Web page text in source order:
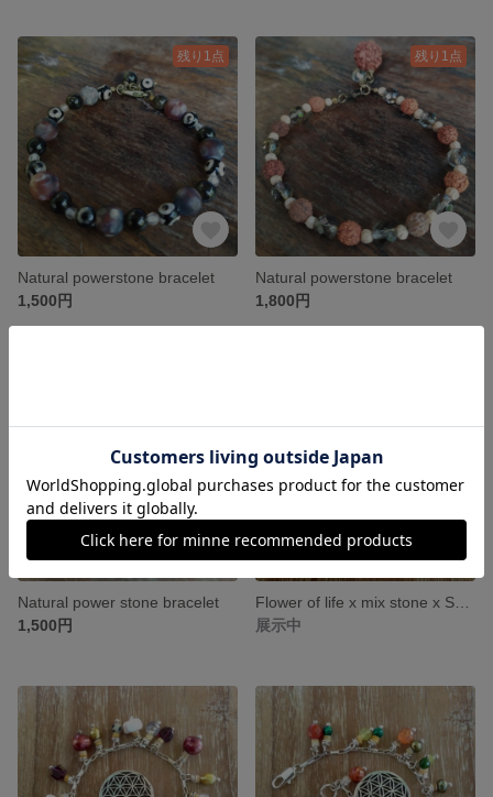
残り1点
Natural powerstone bracelet
1,500円
残り1点
Natural powerstone bracelet
1,800円
Natural power stone bracelet
1,500円
展示中